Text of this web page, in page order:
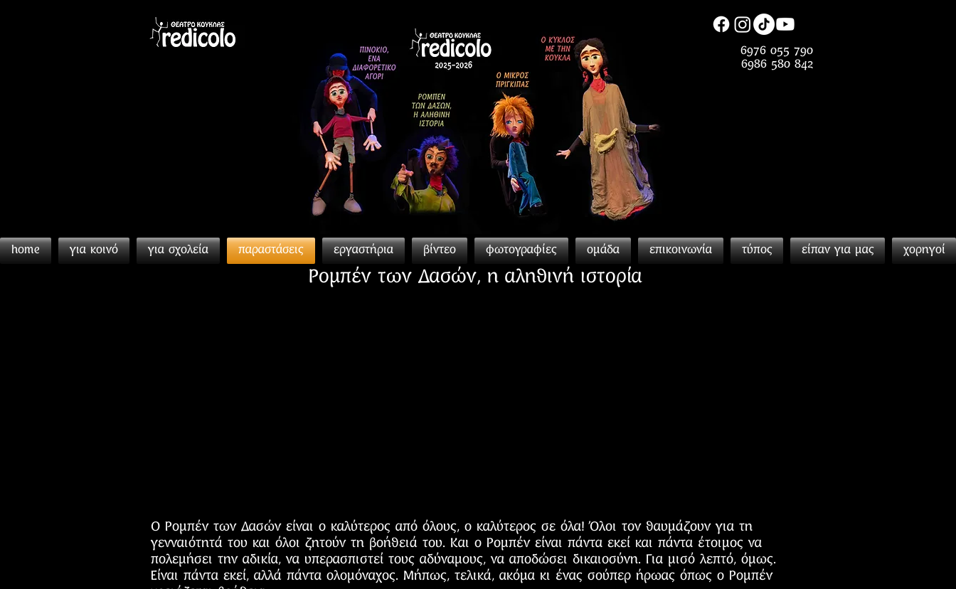
6976 055 790
6986 580 842
home για κοινό για σχολεία παραστάσεις εργαστήρια βίντεο φωτογραφίες ομάδα επικοινωνία τύπος είπαν για μας χορηγοί
Ρομπέν των Δασών, η αληθινή ιστορία
Ο Ρομπέν των Δασών είναι ο καλύτερος από όλους, ο καλύτερος σε όλα! Όλοι τον θαυμάζουν για τη
γενναιότητά του και όλοι ζητούν τη βοήθειά του. Και ο Ρομπέν είναι πάντα εκεί και πάντα έτοιμος να
πολεμήσει την αδικία, να υπερασπιστεί τους αδύναμους, να αποδώσει δικαιοσύνη. Για μισό λεπτό, όμως.
Είναι πάντα εκεί, αλλά πάντα ολομόναχος. Μήπως, τελικά, ακόμα κι ένας σούπερ ήρωας όπως ο Ρομπέν